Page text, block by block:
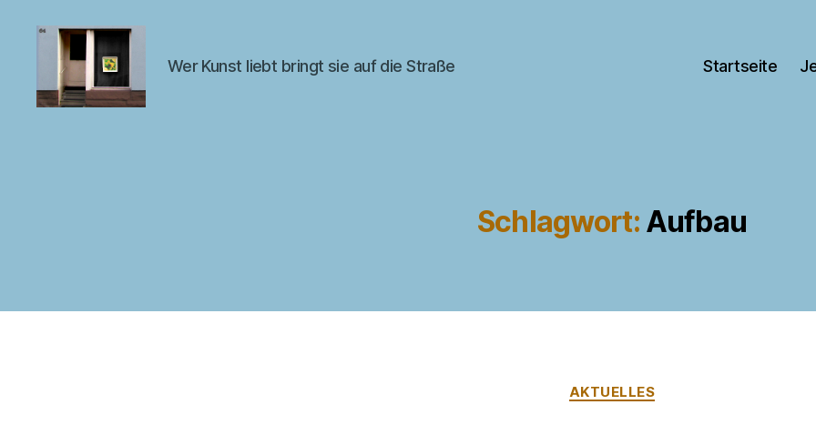
Wer Kunst liebt bringt sie auf die Straße Startseite
Schlagwort: Aufbau
Kategorien
AKTUELLES